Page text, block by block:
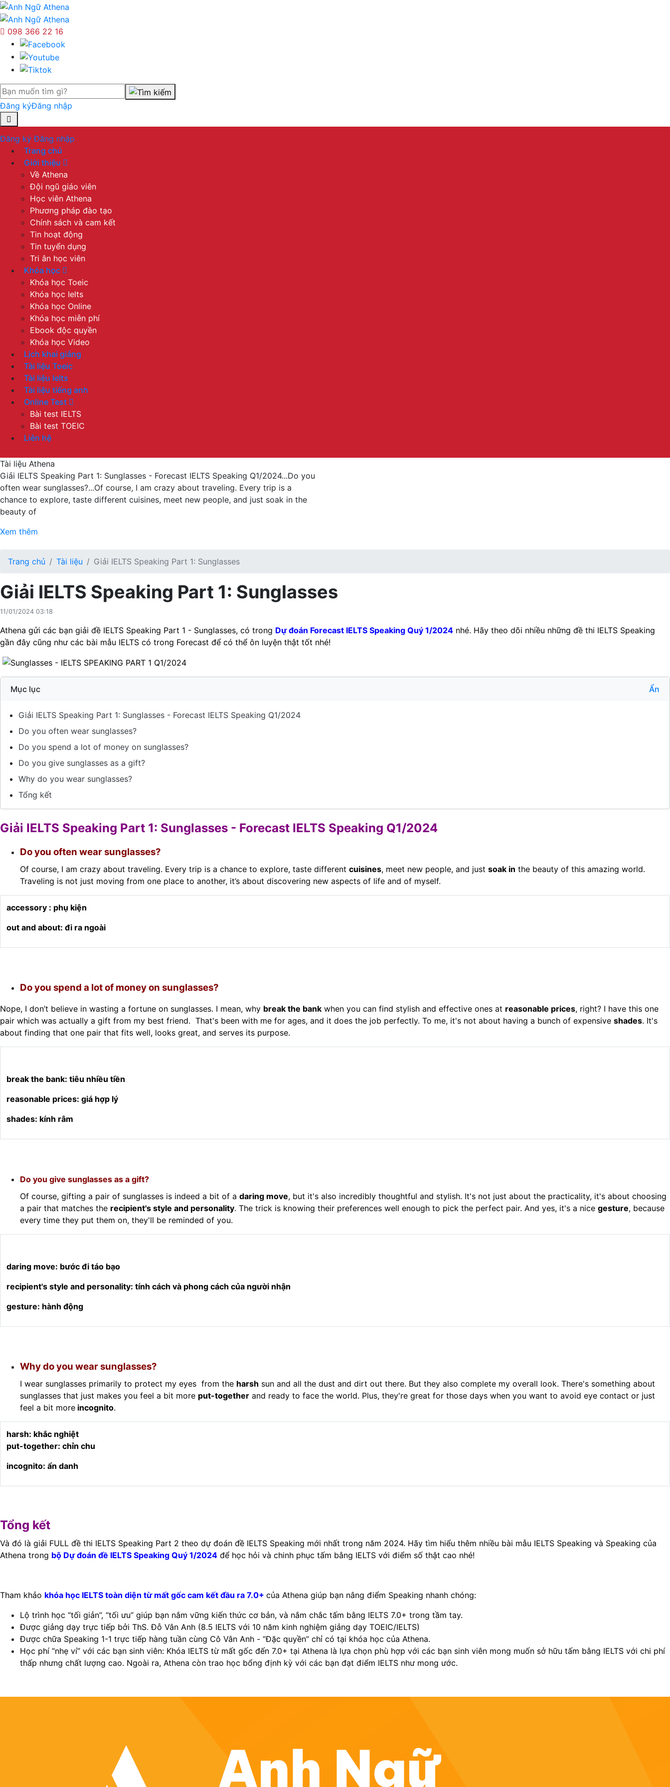
098 366 22 16
Đăng kýĐăng nhập
Đăng ký Đăng nhập
Trang chủ
Giới thiệu
Về Athena
Đội ngũ giáo viên
Học viên Athena
Phương pháp đào tạo
Chính sách và cam kết
Tin hoạt động
Tin tuyển dụng
Tri ân học viên
Khóa học
Khóa học Toeic
Khóa học Ielts
Khóa học Online
Khóa học miễn phí
Ebook độc quyền
Khóa học Video
Lịch khai giảng
Tài liệu Toeic
Tài liệu Ielts
Tài liệu tiếng anh
Online Test
Bài test IELTS
Bài test TOEIC
Liên hệ
Tài liệu Athena
Giải IELTS Speaking Part 1: Sunglasses - Forecast IELTS Speaking Q1/2024...Do you
often wear sunglasses?...Of course, I am crazy about traveling. Every trip is a
chance to explore, taste different cuisines, meet new people, and just soak in the
beauty of
Xem thêm
Trang chủ Tài liệu Giải IELTS Speaking Part 1: Sunglasses
Giải IELTS Speaking Part 1: Sunglasses
11/01/2024 03:18
Athena gửi các bạn giải đề IELTS Speaking Part 1 - Sunglasses, có trong Dự đoán Forecast IELTS Speaking Quý 1/2024 nhé. Hãy theo dõi nhiều những đề thi IELTS Speaking
gần đây cũng như các bài mẫu IELTS có trong Forecast để có thể ôn luyện thật tốt nhé!
Mục lục Ẩn
Giải IELTS Speaking Part 1: Sunglasses - Forecast IELTS Speaking Q1/2024
Do you often wear sunglasses?
Do you spend a lot of money on sunglasses?
Do you give sunglasses as a gift?
Why do you wear sunglasses?
Tổng kết
Giải IELTS Speaking Part 1: Sunglasses - Forecast IELTS Speaking Q1/2024
Do you often wear sunglasses?
Of course, I am crazy about traveling. Every trip is a chance to explore, taste different cuisines, meet new people, and just soak in the beauty of this amazing world.
Traveling is not just moving from one place to another, it’s about discovering new aspects of life and of myself.
accessory : phụ kiện
out and about: đi ra ngoài
Do you spend a lot of money on sunglasses?
Nope, I don’t believe in wasting a fortune on sunglasses. I mean, why break the bank when you can find stylish and effective ones at reasonable prices, right? I have this one
pair which was actually a gift from my best friend. That's been with me for ages, and it does the job perfectly. To me, it's not about having a bunch of expensive shades. It's
about finding that one pair that fits well, looks great, and serves its purpose.
break the bank: tiêu nhiều tiền
reasonable prices: giá hợp lý
shades: kính râm
Do you give sunglasses as a gift?
Of course, gifting a pair of sunglasses is indeed a bit of a daring move, but it's also incredibly thoughtful and stylish. It's not just about the practicality, it's about choosing
a pair that matches the recipient's style and personality. The trick is knowing their preferences well enough to pick the perfect pair. And yes, it's a nice gesture, because
every time they put them on, they'll be reminded of you.
daring move: bước đi táo bạo
recipient's style and personality: tính cách và phong cách của người nhận
gesture: hành động
Why do you wear sunglasses?
I wear sunglasses primarily to protect my eyes from the harsh sun and all the dust and dirt out there. But they also complete my overall look. There's something about
sunglasses that just makes you feel a bit more put-together and ready to face the world. Plus, they're great for those days when you want to avoid eye contact or just
feel a bit more incognito.
harsh: khắc nghiệt
put-together: chỉn chu
incognito: ẩn danh
Tổng kết
Và đó là giải FULL đề thi IELTS Speaking Part 2 theo dự đoán đề IELTS Speaking mới nhất trong năm 2024. Hãy tìm hiểu thêm nhiều bài mẫu IELTS Speaking và Speaking của
Athena trong bộ Dự đoán đề IELTS Speaking Quý 1/2024 để học hỏi và chinh phục tấm bằng IELTS với điểm số thật cao nhé!
Tham khảo khóa học IELTS toàn diện từ mất gốc cam kết đầu ra 7.0+ của Athena giúp bạn nâng điểm Speaking nhanh chóng:
Lộ trình học “tối giản”, “tối ưu” giúp bạn nắm vững kiến thức cơ bản, và nắm chắc tấm bằng IELTS 7.0+ trong tầm tay.
Được giảng dạy trực tiếp bởi ThS. Đỗ Vân Anh (8.5 IELTS với 10 năm kinh nghiệm giảng dạy TOEIC/IELTS)
Được chữa Speaking 1-1 trực tiếp hàng tuần cùng Cô Vân Anh - “Đặc quyền” chỉ có tại khóa học của Athena.
Học phí “nhẹ ví” với các bạn sinh viên: Khóa IELTS từ mất gốc đến 7.0+ tại Athena là lựa chọn phù hợp với các bạn sinh viên mong muốn sở hữu tấm bằng IELTS với chi phí
thấp nhưng chất lượng cao. Ngoài ra, Athena còn trao học bổng định kỳ với các bạn đạt điểm IELTS như mong ước.